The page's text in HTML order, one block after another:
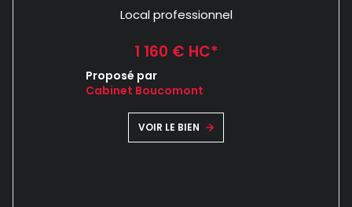
Local professionnel
1 160 € HC*
Proposé par
Cabinet Boucomont
VOIR LE BIEN